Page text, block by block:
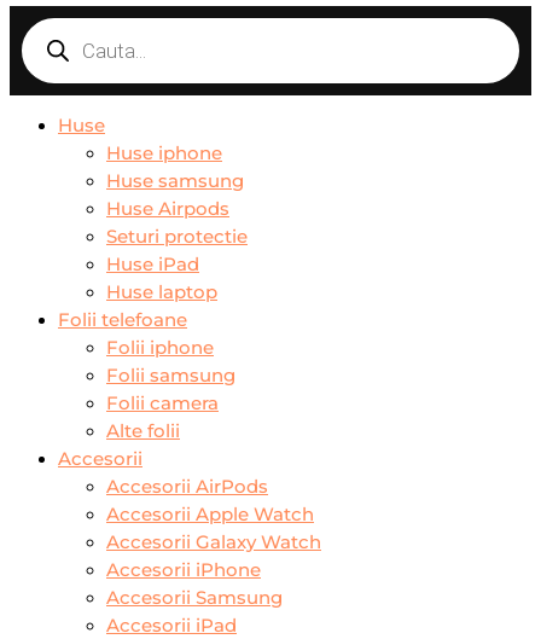
Products
search
Huse
Huse iphone
Huse samsung
Huse Airpods
Seturi protectie
Huse iPad
Huse laptop
Folii telefoane
Folii iphone
Folii samsung
Folii camera
Alte folii
Accesorii
Accesorii AirPods
Accesorii Apple Watch
Accesorii Galaxy Watch
Accesorii iPhone
Accesorii Samsung
Accesorii iPad